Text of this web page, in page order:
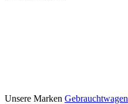
Unsere Marken Gebrauchtwagen